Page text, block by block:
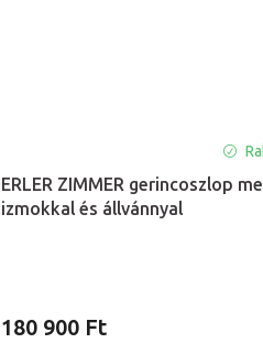
ERLER ZIMMER gerincoszlop
izmokkal és állvánnyal
180 900 Ft